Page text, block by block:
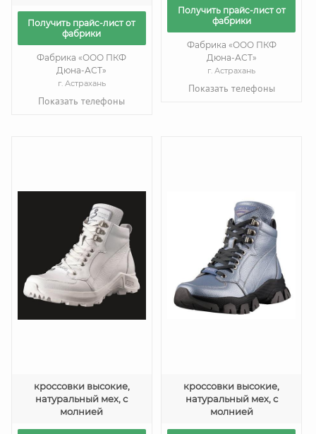
Получить прайс-лист от
фабрики
Фабрика «ООО ПКФ
Дюна-АСТ»
г. Астрахань
Показать телефоны
Получить прайс-лист от
фабрики
Фабрика «ООО ПКФ
Дюна-АСТ»
г. Астрахань
Показать телефоны
кроссовки высокие,
натуральный мех, с
молнией
кроссовки высокие,
натуральный мех, с
молнией